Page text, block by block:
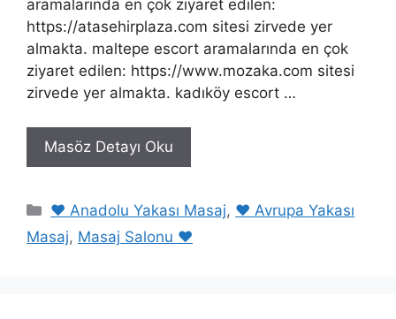
aramalarında en çok ziyaret edilen:
https://atasehirplaza.com sitesi zirvede yer
almakta. maltepe escort aramalarında en çok
ziyaret edilen: https://www.mozaka.com sitesi
zirvede yer almakta. kadıköy escort …
Masöz Detayı Oku
Kategoriler
❤️ Anadolu Yakası Masaj, ❤️ Avrupa Yakası
Masaj, Masaj Salonu ❤️